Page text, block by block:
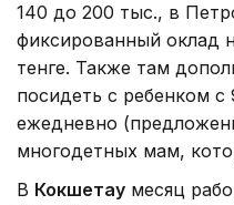
140 до 200 тыс., в
фиксированный оклад
тенге. Также там
посидеть с ребенком с
ежедневно
многодетных мам,
В Кокшетау месяц